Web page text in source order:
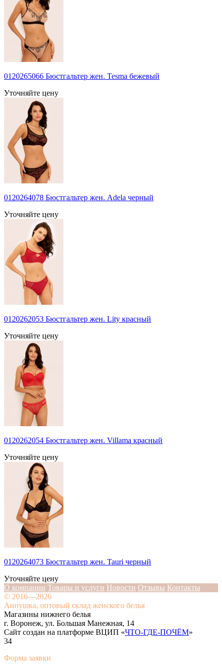
0120265066 Бюстгальтер жен. Tesma бежевый
Уточняйте цену
0120264078 Бюстгальтер жен. Adela черный
Уточняйте цену
0120262053 Бюстгальтер жен. Lity красный
Уточняйте цену
0120262054 Бюстгальтер жен. Villama красный
Уточняйте цену
0120264073 Бюстгальтер жен. Tauri черный
Уточняйте цену
О компании Товары и услуги Новости Отзывы Контакты
© 2016—2026
Аннушка, оптовый склад женского белья
Магазины нижнего белья
г. Воронеж, ул. Большая Манежная, 14
Сайт создан на платформе ВЦИП «ЧТО-ГДЕ-ПОЧЁМ»
34
Форма заявки